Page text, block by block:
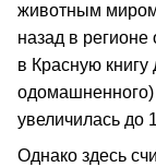
животным
назад в регионе
в Красную книгу
одомашненного)
увеличилась до
Однако здесь